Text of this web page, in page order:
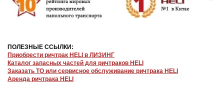
ПОЛЕЗНЫЕ ССЫЛКИ:
Приобрести ричтрак HELI в ЛИЗИНГ
Каталог запасных частей для ричтраков HELI
Заказать ТО или сервисное обслуживание ричтрака HELI
Аренда ричтрака HELI